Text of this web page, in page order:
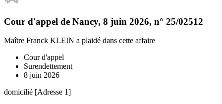
Cour d'appel de Nancy, 8 juin 2026, n° 25/02512
Maître Franck KLEIN a plaidé dans cette affaire
Cour d'appel
Surendettement
8 juin 2026
domicilié [Adresse 1]